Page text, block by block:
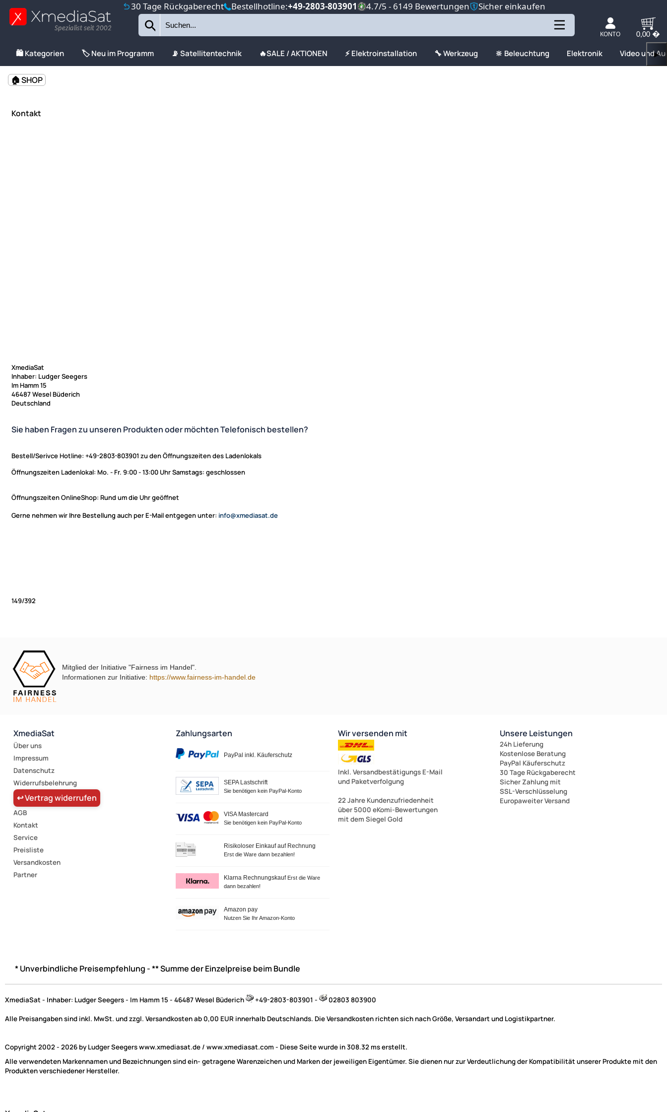
30 Tage Rückgaberecht Bestellhotline:+49-2803-803901 4.7/5 - 6149 Bewertungen Sicher einkaufen
Spezialist seit 2002
KONTO 0,00 �
🛍️ Kategorien 🏷️ Neu im Programm 📡 Satellitentechnik 🔥SALE / AKTIONEN ⚡ Elektroinstallation 🔧 Werkzeug 🔆 Beleuchtung Elektronik Video und▶
🏠 SHOP
Kontakt
XmediaSat
Inhaber: Ludger Seegers
Im Hamm 15
46487 Wesel Büderich
Deutschland
Sie haben Fragen zu unseren Produkten oder möchten Telefonisch bestellen?
Bestell/Serivce Hotline: +49-2803-803901 zu den Öffnungszeiten des Ladenlokals
Öffnungszeiten Ladenlokal: Mo. - Fr. 9:00 - 13:00 Uhr Samstags: geschlossen
Öffnungszeiten OnlineShop: Rund um die Uhr geöffnet
Gerne nehmen wir Ihre Bestellung auch per E-Mail entgegen unter: info@xmediasat.de
149/392
Mitglied der Initiative "Fairness im Handel".
Informationen zur Initiative: https://www.fairness-im-handel.de
XmediaSat
Über uns
Impressum
Datenschutz
Widerrufsbelehrung
↩ Vertrag widerrufen
AGB
Kontakt
Service
Preisliste
Versandkosten
Partner
Zahlungsarten
PayPal inkl. Käuferschutz
SEPA Lastschrift
Sie benötigen kein PayPal-Konto
VISA Mastercard
Sie benötigen kein PayPal-Konto
Risikoloser Einkauf auf Rechnung
Erst die Ware dann bezahlen!
Klarna Rechnungskauf Erst die Ware
dann bezahlen!
Amazon pay
Nutzen Sie Ihr Amazon-Konto
Wir versenden mit
Inkl. Versandbestätigungs E-Mail
und Paketverfolgung
22 Jahre Kundenzufriedenheit
über 5000 eKomi-Bewertungen
mit dem Siegel Gold
Unsere Leistungen
24h Lieferung
Kostenlose Beratung
PayPal Käuferschutz
30 Tage Rückgaberecht
Sicher Zahlung mit
SSL-Verschlüsselung
Europaweiter Versand
* Unverbindliche Preisempfehlung - ** Summe der Einzelpreise beim Bundle
XmediaSat - Inhaber: Ludger Seegers - Im Hamm 15 - 46487 Wesel Büderich +49-2803-803901 - 02803 803900
Alle Preisangaben sind inkl. MwSt. und zzgl. Versandkosten ab 0,00 EUR innerhalb Deutschlands. Die Versandkosten richten sich nach Größe, Versandart und Logistikpartner.
Copyright 2002 - 2026 by Ludger Seegers www.xmediasat.de / www.xmediasat.com - Diese Seite wurde in 308.32 ms erstellt.
Alle verwendeten Markennamen und Bezeichnungen sind ein- getragene Warenzeichen und Marken der jeweiligen Eigentümer. Sie dienen nur zur Verdeutlichung der Kompatibilität unserer Produkte mit den
Produkten verschiedener Hersteller.